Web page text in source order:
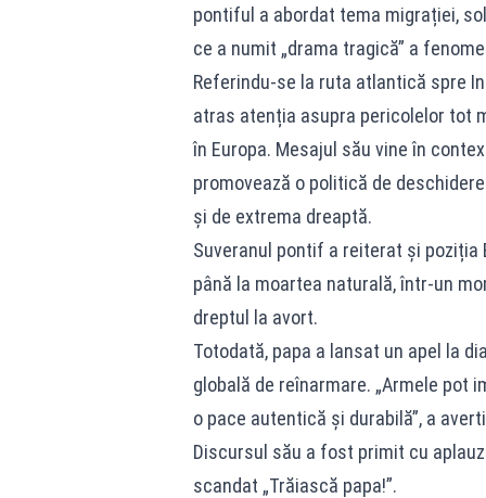
pontiful a abordat tema migrației,
ce a numit „drama tragică” a
Referindu-se la ruta atlantică spre
atras atenția asupra pericolelor tot
în Europa. Mesajul său vine în
promovează o politică de
și de extrema dreaptă.
Suveranul pontif a reiterat și
până la moartea naturală, într-un
dreptul la avort.
Totodată, papa a lansat un apel la
globală de reînarmare. „Armele pot
o pace autentică și durabilă”, a
Discursul său a fost primit cu
scandat „Trăiască papa!”.